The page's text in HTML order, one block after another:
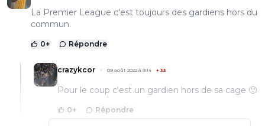
La Premier League c'est toujours des gardiens hors du
commun.
0+ Répondre
crazykcor 09 août 2022 à 9:14 + 33
Pour le coup c'est un gardien hors de sa cage 🙂
0+ Répondre